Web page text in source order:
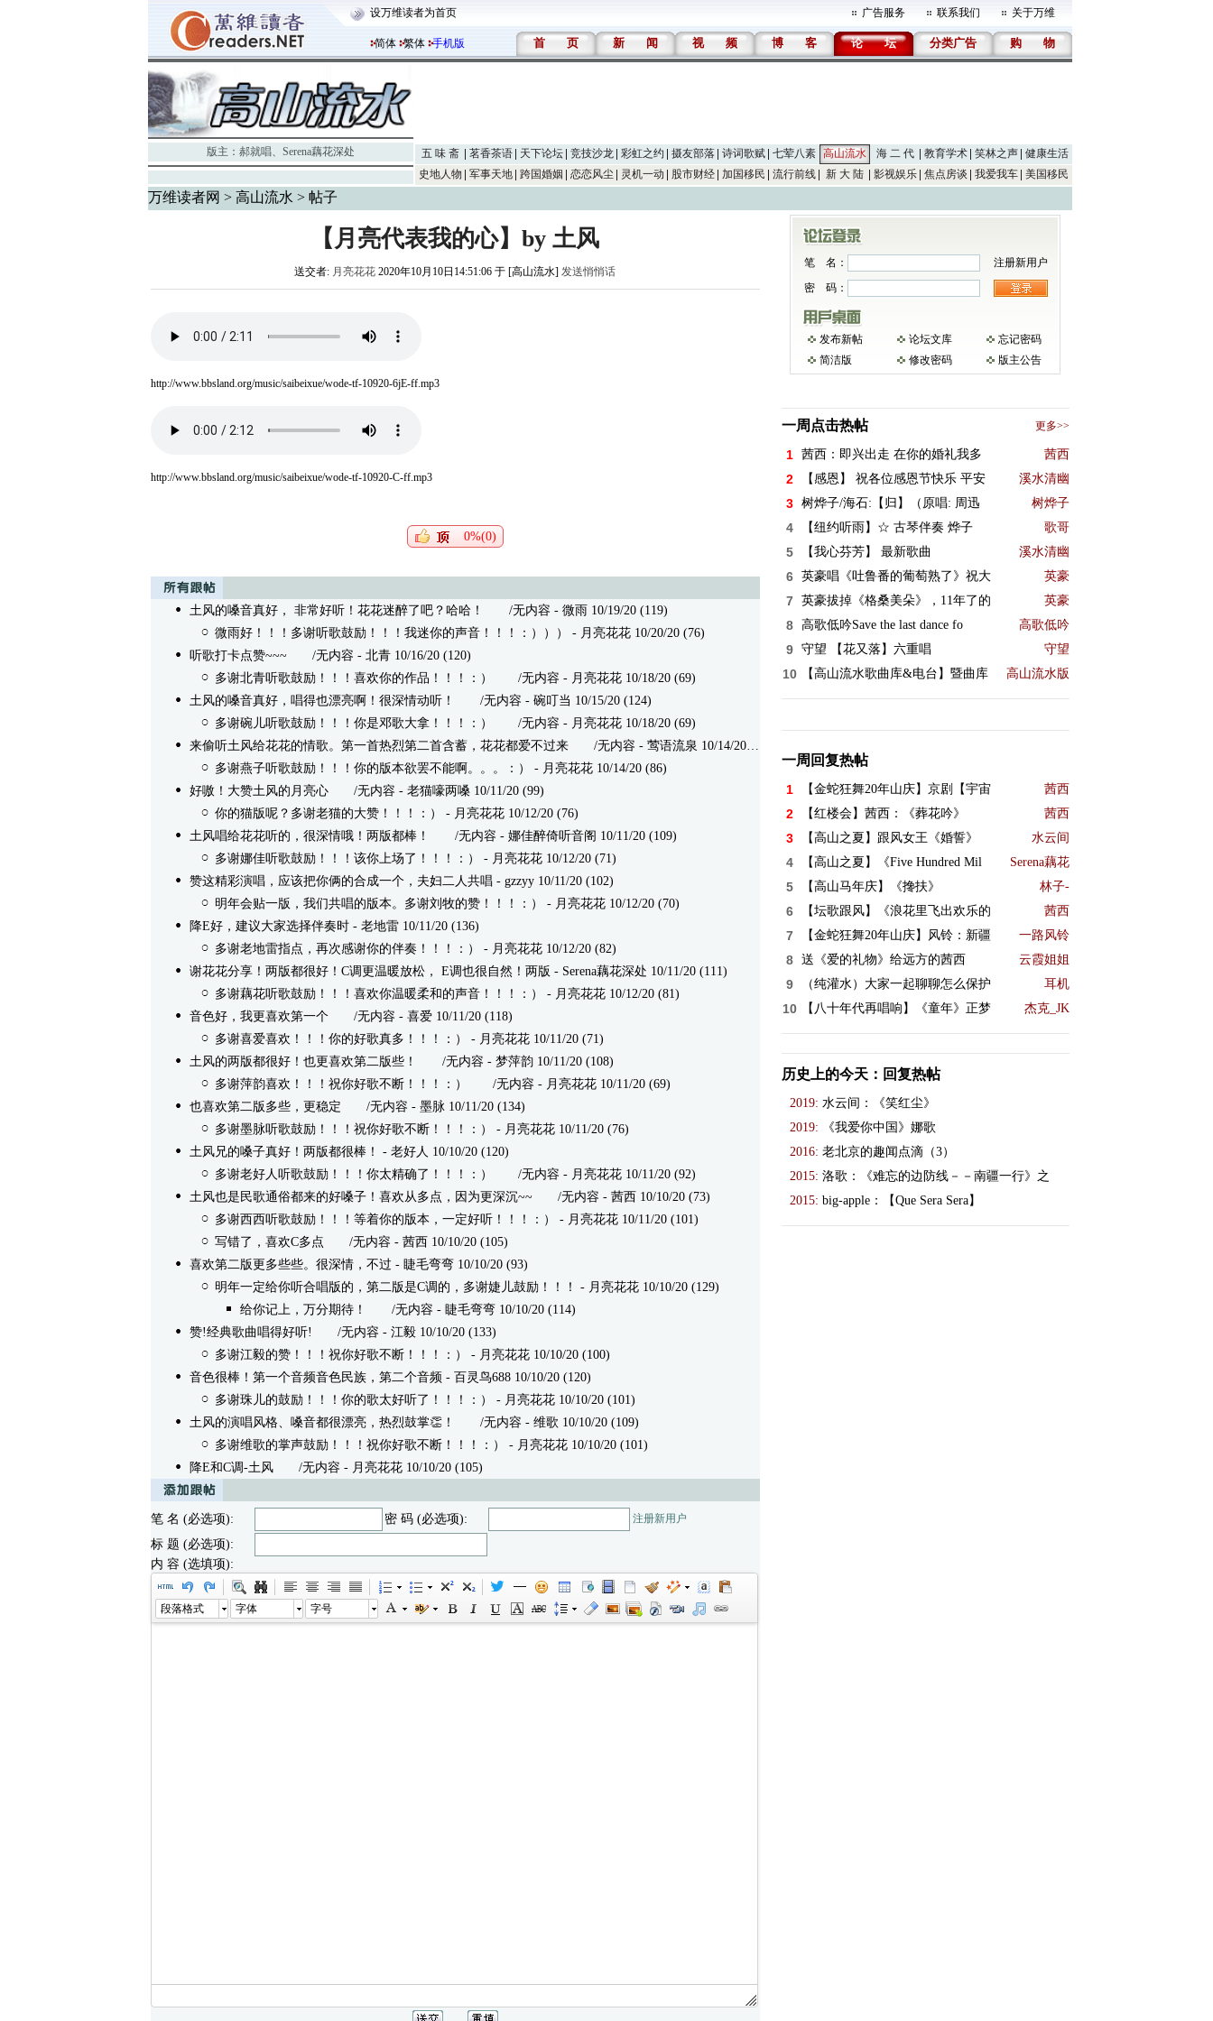
设万维读者为首页 广告服务 联系我们 关于万维
简体 繁体 手机版 首 页 新 闻 视 频 博 客 论 坛 分类广告 购 物
版主： 郝就唱、 Serena藕花深处 五 味 斋 茗香茶语 天下论坛 竞技沙龙 彩虹之约 摄友部落 诗词歌赋 七荤八素 高山流水 海 二 代 教育学术 笑林之声
健康生活
史地人物
军事天地 跨国婚姻 恋恋风尘 灵机一动 股市财经 加国移民 流行前线 新 大 陆 影视娱乐 焦点房谈 我爱我车 美国移民
万维读者网 > 高山流水 > 帖子
【月亮代表我的心】by 土风
送交者: 月亮花花 2020年10月10日14:51:06 于 [高山流水] 发送悄悄话
http://www.bbsland.org/music/saibeixue/wode-tf-10920-6jE-ff.mp3
http://www.bbsland.org/music/saibeixue/wode-tf-10920-C-ff.mp3
0%(0)
土风的嗓音真好， 非常好听！花花迷醉了吧？哈哈！
/无内容 - 微雨 10/19/20 (119)
微雨好！！！多谢听歌鼓励！！！我迷你的声音！！！：）））
- 月亮花花 10/20/20 (76)
听歌打卡点赞~~~/无内容 - 北青 10/16/20 (120)
多谢北青听歌鼓励！！！喜欢你的作品！！！：）
/无内容 - 月亮花花 10/18/20 (69)
土风的嗓音真好，唱得也漂亮啊！很深情动听！
/无内容 - 碗叮当 10/15/20 (124)
多谢碗儿听歌鼓励！！！你是邓歌大拿！！！：）
/无内容 - 月亮花花 10/18/20 (69)
来偷听土风给花花的情歌。第一首热烈第二首含蓄，花花都爱不过来/无内容 - 莺语流泉 10/14/20 (135)
多谢燕子听歌鼓励！！！你的版本欲罢不能啊。。。：）
- 月亮花花 10/14/20 (86)
好嗷！大赞土风的月亮心/无内容 - 老猫嚎两嗓 10/11/20 (99)
你的猫版呢？多谢老猫的大赞！！！：）
- 月亮花花 10/12/20 (76)
土风唱给花花听的，很深情哦！​两版都棒！
/无内容 - 娜佳醉倚听音阁 10/11/20 (109)
多谢娜佳听歌鼓励！！！该你上场了！！！：）
- 月亮花花 10/12/20 (71)
赞这精彩演唱，应该把你俩的合成一个，夫妇二人共唱- gzzyy 10/11/20 (102)
明年会贴一版，我们共唱的版本。多谢刘牧的赞！！！：）
- 月亮花花 10/12/20 (70)
降E好，建议大家选择伴奏时- 老地雷 10/11/20 (136)
多谢老地雷指点，再次感谢你的伴奏！！！：）
- 月亮花花 10/12/20 (82)
谢花花分享！两版都很好！C调更温暖放松， E调也很自然！两版 - Serena藕花深处 10/11/20 (111)
多谢藕花听歌鼓励！！！喜欢你温暖柔和的声音！！！：）
- 月亮花花 10/12/20 (81)
音色好，我更喜欢第一个/无内容 - 喜爱 10/11/20 (118)
多谢喜爱喜欢！！！你的好歌真多！！！：）
- 月亮花花 10/11/20 (71)
土风的两版都很好！也更喜欢第二版些！
/无内容 - 梦萍韵 10/11/20 (108)
多谢萍韵喜欢！！！祝你好歌不断！！！：）
/无内容 - 月亮花花 10/11/20 (69)
也喜欢第二版多些，更稳定 /无内容 - 墨脉 10/11/20 (134)
多谢墨脉听歌鼓励！！！祝你好歌不断！！！：）
- 月亮花花 10/11/20 (76)
土风兄的嗓子真好！两版都很棒！
- 老好人 10/10/20 (120)
多谢老好人听歌鼓励！！！你太精确了！！！：）
/无内容 - 月亮花花 10/11/20 (92)
土风也是民歌通俗都来的好嗓子！喜欢从多点，因为更深沉~~/无内容 - 茜西 10/10/20 (73)
多谢西西听歌鼓励！！！等着你的版本，一定好听！！！：）
- 月亮花花 10/11/20 (101)
写错了，喜欢C多点 /无内容 - 茜西 10/10/20 (105)
喜欢第二版更多些些。很深情，不过 - 睫毛弯弯 10/10/20 (93)
明年一定给你听合唱版的，第二版是C调的，多谢婕儿鼓励！！！
- 月亮花花 10/10/20 (129)
给你记上，万分期待！
/无内容 - 睫毛弯弯 10/10/20 (114)
赞!经典歌曲唱得好听! /无内容 - 江毅 10/10/20 (133)
多谢江毅的赞！！！祝你好歌不断！！！：）
- 月亮花花 10/10/20 (100)
音色很棒！第一个音频音色民族，第二个音频 - 百灵鸟688 10/10/20 (120)
多谢珠儿的鼓励！！！你的歌太好听了！！！：）
- 月亮花花 10/10/20 (101)
土风的演唱风格、嗓音都很漂亮，热烈鼓掌👏！
/无内容 - 维歌 10/10/20 (109)
多谢维歌的掌声鼓励！！！祝你好歌不断！！！：）
- 月亮花花 10/10/20 (101)
降E和C调-土风/无内容 - 月亮花花 10/10/20 (105)
笔 名 (必选项): 密 码 (必选项): 注册新用户
标 题 (必选项):
内 容 (选填项):
段落格式 字体 字号
笔 名：
注册新用户
密 码：
发布新帖 论坛文库
忘记密码
简洁版
修改密码 版主公告
一周点击热帖 更多>>
1 茜西：即兴出走 在你的婚礼我多 茜西
2 【感恩】 祝各位感恩节快乐 平安 溪水清幽
3 树烨子/海石:【归】（原唱: 周迅 树烨子
4 【纽约听雨】☆ 古琴伴奏 烨子 歌哥
5 【我心芬芳】 最新歌曲 溪水清幽
6 英豪唱《吐鲁番的葡萄熟了》祝大 英豪
7 英豪拔掉《格桑美朵》，11年了的 英豪
8 高歌低吟Save the last dance fo 高歌低吟
9 守望 【花又落】六重唱 守望
10 【高山流水歌曲库&电台】暨曲库 高山流水版
一周回复热帖
1 【金蛇狂舞20年山庆】京剧【宇宙 茜西
2 【红楼会】茜西：《葬花吟》 茜西
3 【高山之夏】跟风女王《婚誓》 水云间
4 【高山之夏】《Five Hundred Mil Serena藕花
5 【高山马年庆】《搀扶》 林子-
6 【坛歌跟风】《浪花里飞出欢乐的 茜西
7 【金蛇狂舞20年山庆】风铃：新疆 一路风铃
8 送《爱的礼物》给远方的茜西 云霞姐姐
9 （纯灌水）大家一起聊聊怎么保护 耳机
10 【八十年代再唱响】《童年》正梦 杰克_JK
历史上的今天：回复热帖
2019: 水云间：《笑红尘》
2019:
《我爱你中国》娜歌
2016: 老北京的趣闻点滴（3）
2015: 洛歌：《难忘的边防线－－南疆一行》之
2015: big-apple：【Que Sera Sera】